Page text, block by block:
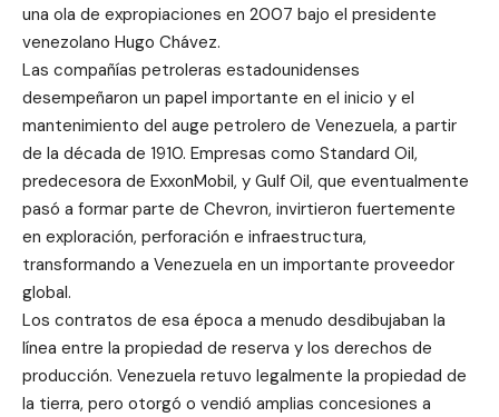
una ola de expropiaciones en 2007 bajo el presidente
venezolano Hugo Chávez.
Las compañías petroleras estadounidenses
desempeñaron un papel importante en el inicio y el
mantenimiento del auge petrolero de Venezuela, a partir
de la década de 1910. Empresas como Standard Oil,
predecesora de ExxonMobil, y Gulf Oil, que eventualmente
pasó a formar parte de Chevron, invirtieron fuertemente
en exploración, perforación e infraestructura,
transformando a Venezuela en un importante proveedor
global.
Los contratos de esa época a menudo desdibujaban la
línea entre la propiedad de reserva y los derechos de
producción. Venezuela retuvo legalmente la propiedad de
la tierra, pero otorgó o vendió amplias concesiones a